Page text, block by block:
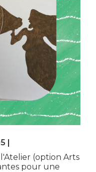
|
(option Arts
pour une